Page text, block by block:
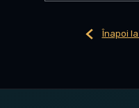
Înapoi